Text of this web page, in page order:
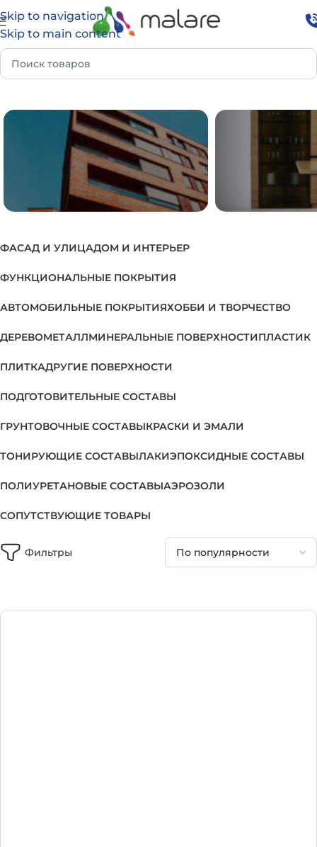
Skip to navigation
Skip to main content
Главная Товар Группа Подбор лака для МДФ плит
ФАСАД И УЛИЦАДОМ И ИНТЕРЬЕР
ФУНКЦИОНАЛЬНЫЕ ПОКРЫТИЯ
АВТОМОБИЛЬНЫЕ ПОКРЫТИЯХОББИ И ТВОРЧЕСТВО
ДЕРЕВОМЕТАЛЛМИНЕРАЛЬНЫЕ ПОВЕРХНОСТИПЛАСТИК
ПЛИТКАДРУГИЕ ПОВЕРХНОСТИ
ПОДГОТОВИТЕЛЬНЫЕ СОСТАВЫ
ГРУНТОВОЧНЫЕ СОСТАВЫКРАСКИ И ЭМАЛИ
ТОНИРУЮЩИЕ СОСТАВЫЛАКИЭПОКСИДНЫЕ СОСТАВЫ
ПОЛИУРЕТАНОВЫЕ СОСТАВЫАЭРОЗОЛИ
СОПУТСТВУЮЩИЕ ТОВАРЫ
Фильтры